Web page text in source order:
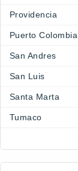
Providencia
Puerto Colombia
San Andres
San Luis
Santa Marta
Tumaco